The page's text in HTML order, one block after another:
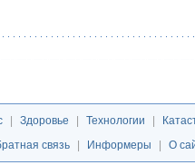
| Здоровье | Технологии |
связь | Информеры | О